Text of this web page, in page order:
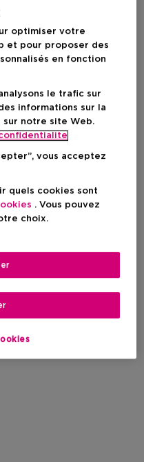
optimiser votre
et pour proposer des
en fonction
le trafic sur
informations sur la
sur notre site Web.
vous acceptez
quels cookies sont
. Vous pouvez
choix.